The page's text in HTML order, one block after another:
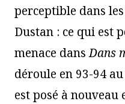
perceptible dans
Dustan : ce qui est
menace dansDans
déroule en 93-94
est posé à